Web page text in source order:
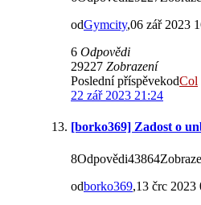
odGymcity,06 zář 2023
6 Odpovědi
29227 Zobrazení
Poslední příspěvekodCol
22 zář 2023 21:24
[borko369] Zadost o
odborko369,13 črc 2023